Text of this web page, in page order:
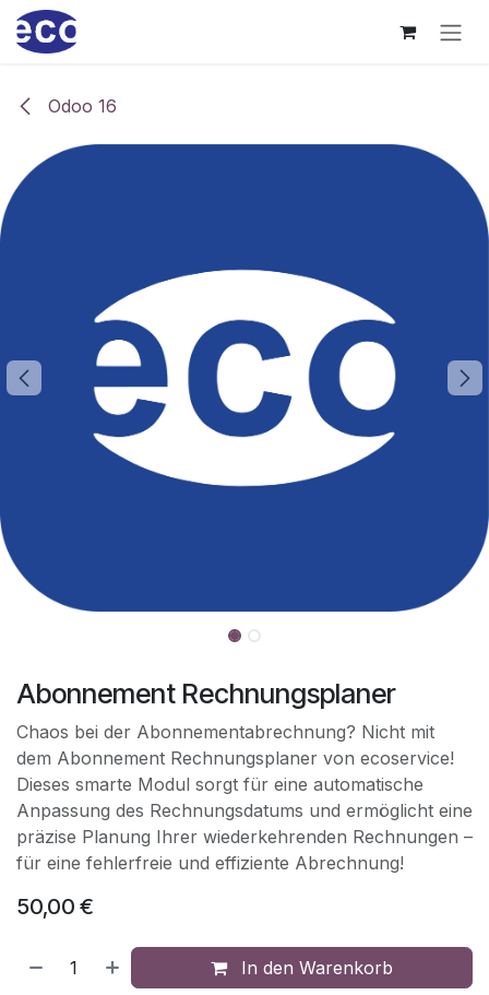
Zum Inhalt springen
Odoo 16
Abonnement Rechnungsplaner
Chaos bei der Abonnementabrechnung? Nicht mit
dem Abonnement Rechnungsplaner von ecoservice!
Dieses smarte Modul sorgt für eine automatische
Anpassung des Rechnungsdatums und ermöglicht eine
präzise Planung Ihrer wiederkehrenden Rechnungen –
für eine fehlerfreie und effiziente Abrechnung!
50,00 €
In den Warenkorb